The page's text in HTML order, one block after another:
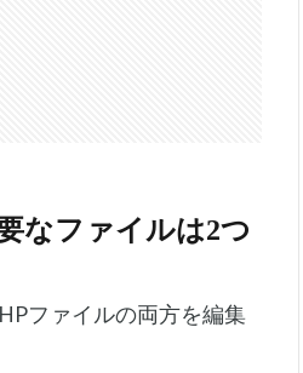
なファイルは2つ
ファイルの両方を編集